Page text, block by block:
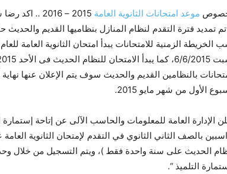
موعد امتحانات الثانوية العامة
2015 – 2016
بالنظامين القديم والحديث سوف يتم الإعلان عنها
الأول من شهر مايو 2015.
الإدارة العامة للمعلومات والحاسب الآلى عن إتاحة
بالصف الثاني الثانوي في التقدم لإمتحان الثانوية
الحديث على سنة واحدة فقط )، ويتم التسجيل من خلال
التلميذ “.